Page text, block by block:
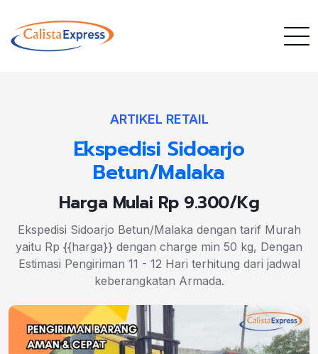
ARTIKEL RETAIL
Ekspedisi Sidoarjo
Betun/Malaka
Harga Mulai Rp 9.300/Kg
Ekspedisi Sidoarjo Betun/Malaka dengan tarif Murah
yaitu Rp {{harga}} dengan charge min 50 kg, Dengan
Estimasi Pengiriman 11 - 12 Hari terhitung dari jadwal
keberangkatan Armada.